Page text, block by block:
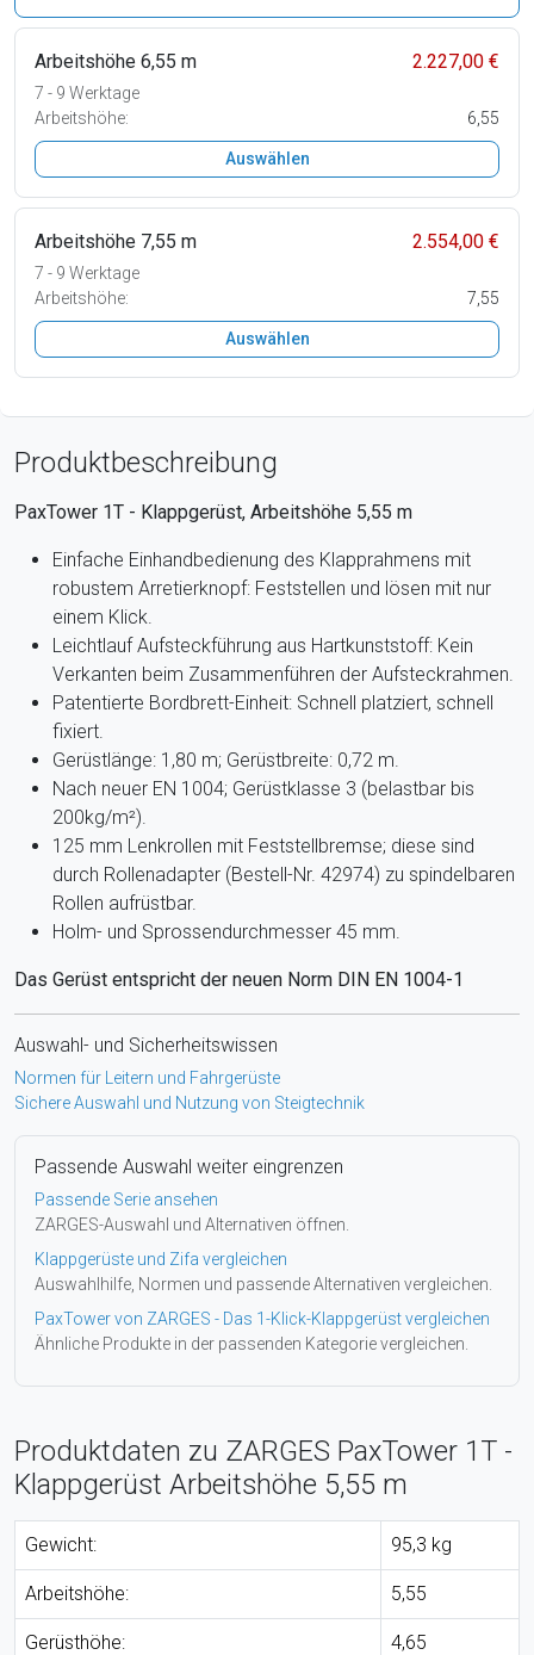
Arbeitshöhe 6,55 m 2.227,00 €
7 - 9 Werktage
Arbeitshöhe:
6,55
Auswählen
Arbeitshöhe 7,55 m 2.554,00 €
7 - 9 Werktage
Arbeitshöhe:
7,55
Auswählen
Produktbeschreibung
PaxTower 1T - Klappgerüst, Arbeitshöhe 5,55 m
Einfache Einhandbedienung des Klapprahmens mit
robustem Arretierknopf: Feststellen und lösen mit nur
einem Klick.
Leichtlauf Aufsteckführung aus Hartkunststoff: Kein
Verkanten beim Zusammenführen der Aufsteckrahmen.
Patentierte Bordbrett-Einheit: Schnell platziert, schnell
fixiert.
Gerüstlänge: 1,80 m; Gerüstbreite: 0,72 m.
Nach neuer EN 1004; Gerüstklasse 3 (belastbar bis
200kg/m²).
125 mm Lenkrollen mit Feststellbremse; diese sind
durch Rollenadapter (Bestell-Nr. 42974) zu spindelbaren
Rollen aufrüstbar.
Holm- und Sprossendurchmesser 45 mm.
Das Gerüst entspricht der neuen Norm DIN EN 1004-1
Auswahl- und Sicherheitswissen
Normen für Leitern und Fahrgerüste
Sichere Auswahl und Nutzung von Steigtechnik
Passende Auswahl weiter eingrenzen
Passende Serie ansehen
ZARGES-Auswahl und Alternativen öffnen.
Klappgerüste und Zifa vergleichen
Auswahlhilfe, Normen und passende Alternativen vergleichen.
PaxTower von ZARGES - Das 1-Klick-Klappgerüst vergleichen
Ähnliche Produkte in der passenden Kategorie vergleichen.
Produktdaten zu ZARGES PaxTower 1T -
Klappgerüst Arbeitshöhe 5,55 m
Gewicht: 95,3 kg
Arbeitshöhe: 5,55
Gerüsthöhe: 4,65